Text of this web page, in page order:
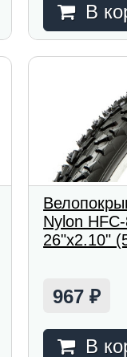
В
Nylon
26"x2.10"
967₽
В